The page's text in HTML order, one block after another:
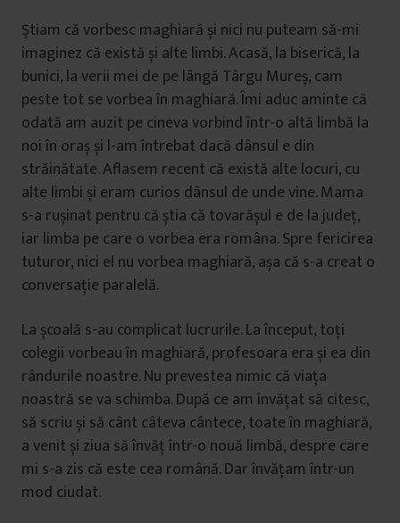
Ştiam că vorbesc maghiară și nici nu puteam să-mi
imaginez că există și alte limbi. Acasă, la biserică, la
bunici, la verii mei de pe lângă Târgu Mureș, cam
peste tot se vorbea în maghiară. Îmi aduc aminte că
odată am auzit pe cineva vorbind într-o altă limbă la
noi în oraș și l-am întrebat dacă dânsul e din
străinătate. Aflasem recent că există alte locuri, cu
alte limbi și eram curios dânsul de unde vine. Mama
s-a rușinat pentru că știa că tovarășul e de la județ,
iar limba pe care o vorbea era româna. Spre fericirea
tuturor, nici el nu vorbea maghiară, așa că s-a creat o
conversație paralelă.
La școală s-au complicat lucrurile. La început, toți
colegii vorbeau în maghiară, profesoara era și ea din
rândurile noastre. Nu prevestea nimic că viața
noastră se va schimba. După ce am învățat să citesc,
să scriu și să cânt câteva cântece, toate în maghiară,
a venit și ziua să învăț într-o nouă limbă, despre care
mi s-a zis că este cea română. Dar învățam într-un
mod ciudat.